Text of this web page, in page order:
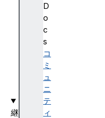
D
o
c
s
コ
ミ
ュ
ニ
テ
ィ
継